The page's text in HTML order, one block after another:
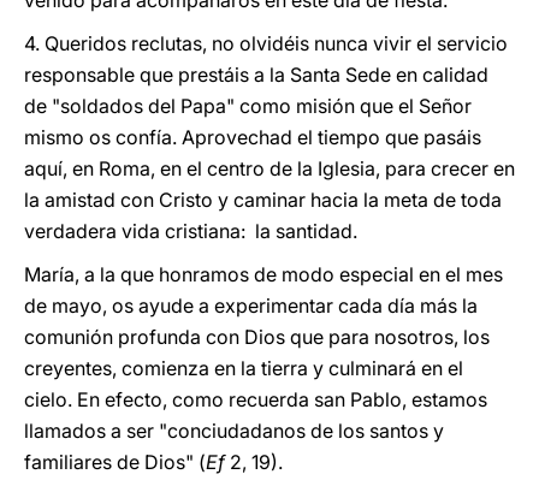
4. Queridos reclutas, no olvidéis nunca vivir el servicio
responsable que prestáis a la Santa Sede en calidad
de "soldados del Papa" como misión que el Señor
mismo os confía. Aprovechad el tiempo que pasáis
aquí, en Roma, en el centro de la Iglesia, para crecer en
la amistad con Cristo y caminar hacia la meta de toda
verdadera vida cristiana: la santidad.
María, a la que honramos de modo especial en el mes
de mayo, os ayude a experimentar cada día más la
comunión profunda con Dios que para nosotros, los
creyentes, comienza en la tierra y culminará en el
cielo. En efecto, como recuerda san Pablo, estamos
llamados a ser "conciudadanos de los santos y
familiares de Dios" (Ef2, 19).